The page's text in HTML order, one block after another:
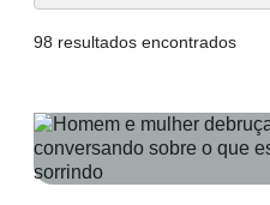
98 resultados encontrados